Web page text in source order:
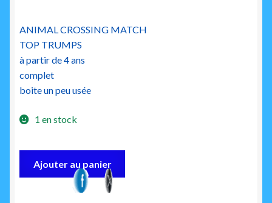
ANIMAL CROSSING MATCH
TOP TRUMPS
à partir de 4 ans
complet
boite un peu usée
1 en stock
Ajouter au panier